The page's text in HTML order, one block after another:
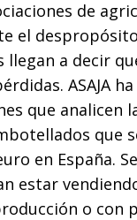
de
el
llegan a decir
ASAJA
que analicen
que
en España.
estar
o con